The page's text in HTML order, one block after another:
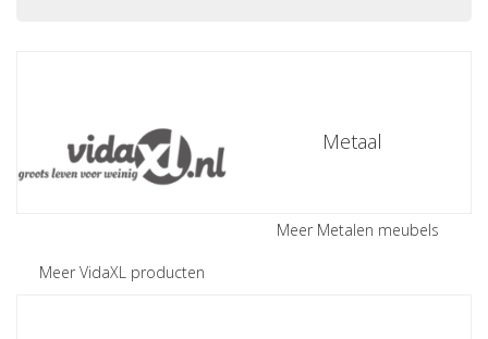
Meer VidaXL producten
Metaal
Meer Metalen meubels